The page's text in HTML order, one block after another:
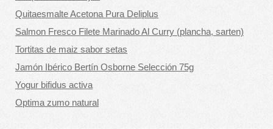
Quitaesmalte Acetona Pura Deliplus
Salmon Fresco Filete Marinado Al Curry (plancha, sarten)
Tortitas de maiz sabor setas
Jamón Ibérico Bertín Osborne Selección 75g
Yogur bifidus activa
Optima zumo natural